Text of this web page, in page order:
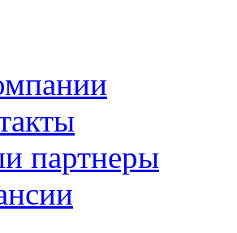
партнеры